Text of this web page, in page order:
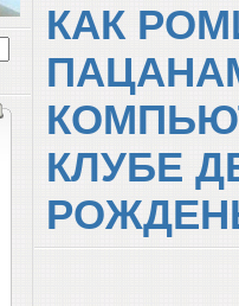
КАК
КЛУБЕ